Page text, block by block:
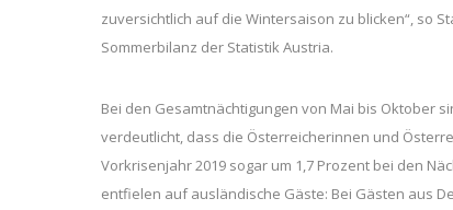
zuversichtlich auf die Wintersaison zu blicken“, so
Sommerbilanz der Statistik Austria.
Bei den Gesamtnächtigungen von Mai bis Oktober
verdeutlicht, dass die Österreicherinnen und
Vorkrisenjahr 2019 sogar um 1,7 Prozent bei den
entfielen auf ausländische Gäste: Bei Gästen aus